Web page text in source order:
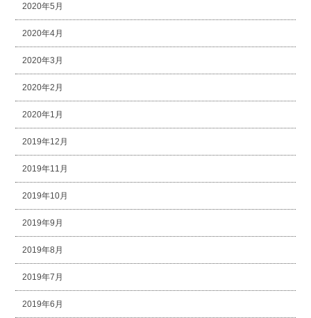
2020年5月
2020年4月
2020年3月
2020年2月
2020年1月
2019年12月
2019年11月
2019年10月
2019年9月
2019年8月
2019年7月
2019年6月